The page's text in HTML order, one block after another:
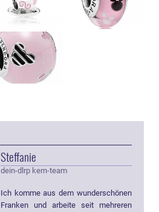
Steffanie
dein-dlrp kern-team
Ich komme aus dem wunderschönen
Franken und arbeite seit mehreren